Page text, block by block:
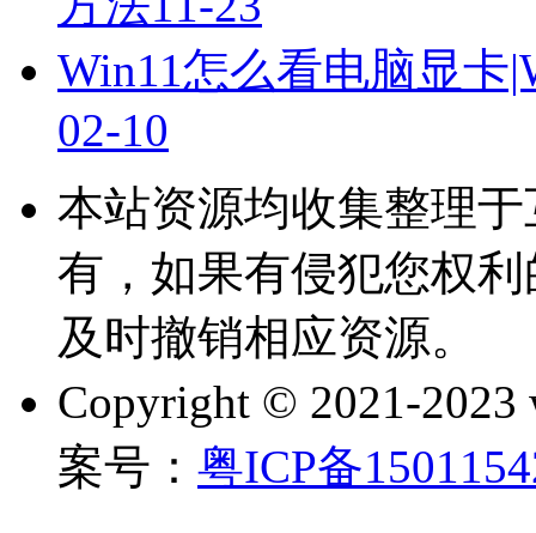
Win11怎么看电脑显卡
02-10
本站资源均收集整理
有，如果有侵犯您权
及时撤销相应资源。
Copyright © 2021-2023
案号： 粤ICP备